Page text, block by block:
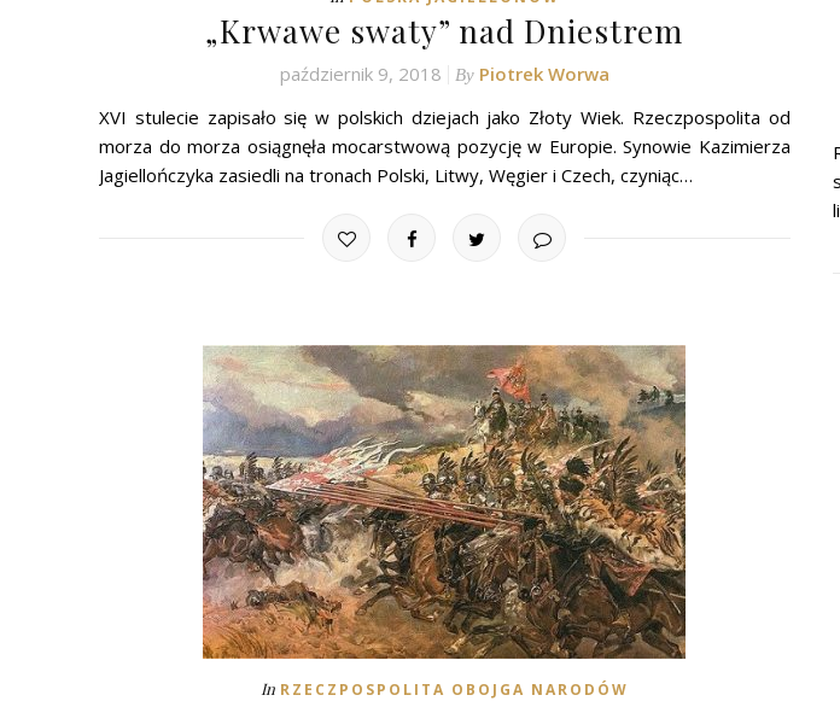
„Krwawe swaty” nad Dniestrem
październik 9, 2018 By Piotrek Worwa
XVI stulecie zapisało się w polskich dziejach jako Złoty Wiek. Rzeczpospolita od
morza do morza osiągnęła mocarstwową pozycję w Europie. Synowie Kazimierza
Jagiellończyka zasiedli na tronach Polski, Litwy, Węgier i Czech, czyniąc…
In RZECZPOSPOLITA OBOJGA NARODÓW